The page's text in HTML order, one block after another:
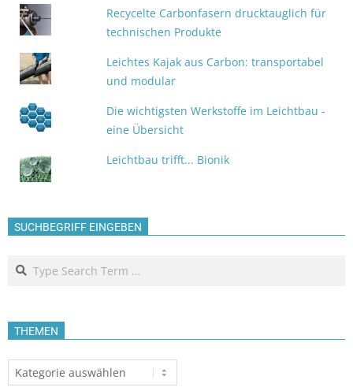
Recycelte Carbonfasern drucktauglich für
technischen Produkte
Leichtes Kajak aus Carbon: transportabel
und modular
Die wichtigsten Werkstoffe im Leichtbau -
eine Übersicht
Leichtbau trifft... Bionik
SUCHBEGRIFF EINGEBEN
Search
THEMEN
Themen